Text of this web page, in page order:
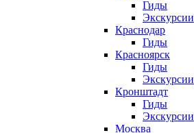
Гиды
Экскурсии
Краснодар
Гиды
Красноярск
Гиды
Экскурсии
Кронштадт
Гиды
Экскурсии
Москва